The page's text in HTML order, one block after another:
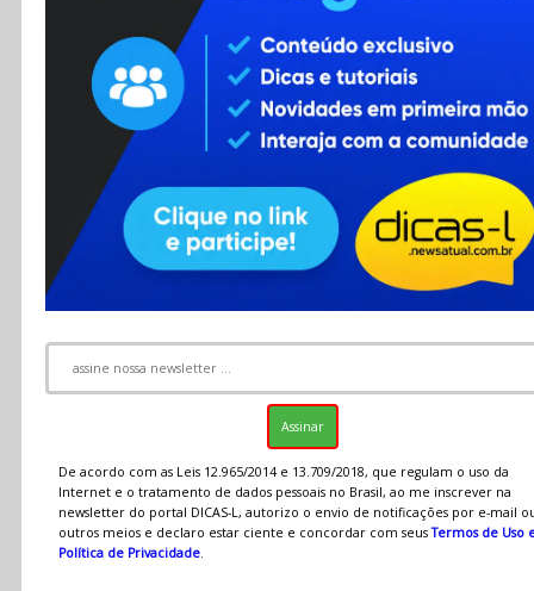
Contato
RSS
De acordo com as Leis 12.965/2014 e 13.709/2018, que regulam o uso da
Internet e o tratamento de dados pessoais no Brasil, ao me inscrever na
newsletter do portal DICAS-L, autorizo o envio de notificações por e-mail
outros meios e declaro estar ciente e concordar com seusTermos de Uso
Política de Privacidade.